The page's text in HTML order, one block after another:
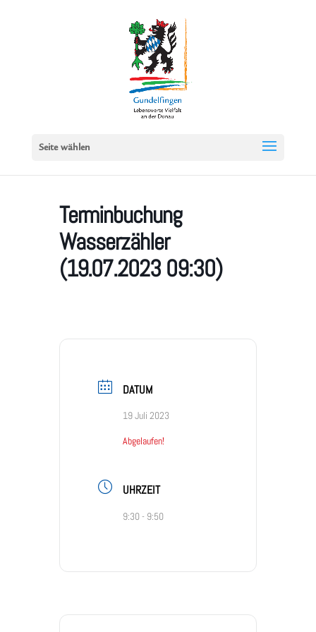
Seite wählen
Terminbuchung
Wasserzähler
(19.07.2023 09:30)
DATUM
19 Juli 2023
Abgelaufen!
UHRZEIT
9:30 - 9:50